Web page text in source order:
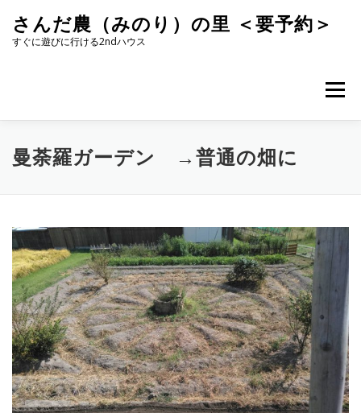
キ
さんだ農（みのり）の里 ＜要予約＞
すぐに遊びに行ける2ndハウス
メニュー
曼荼羅ガーデン →普通の畑に